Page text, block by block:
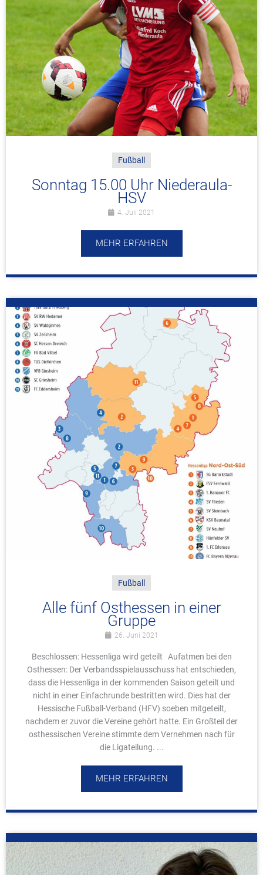
Fußball
Sonntag 15.00 Uhr Niederaula-
HSV
4. Juli 2021
MEHR ERFAHREN
Fußball
Alle fünf Osthessen in einer
Gruppe
26. Juni 2021
Beschlossen: Hessenliga wird geteilt Aufatmen bei den
Osthessen: Der Verbandsspielausschuss hat entschieden,
dass die Hessenliga in der kommenden Saison geteilt und
nicht in einer Einfachrunde bestritten wird. Dies hat der
Hessische Fußball-Verband (HFV) soeben mitgeteilt,
nachdem er zuvor die Vereine gehört hatte. Ein Großteil der
osthessischen Vereine stimmte dem Vernehmen nach für
die Ligateilung. ...
MEHR ERFAHREN